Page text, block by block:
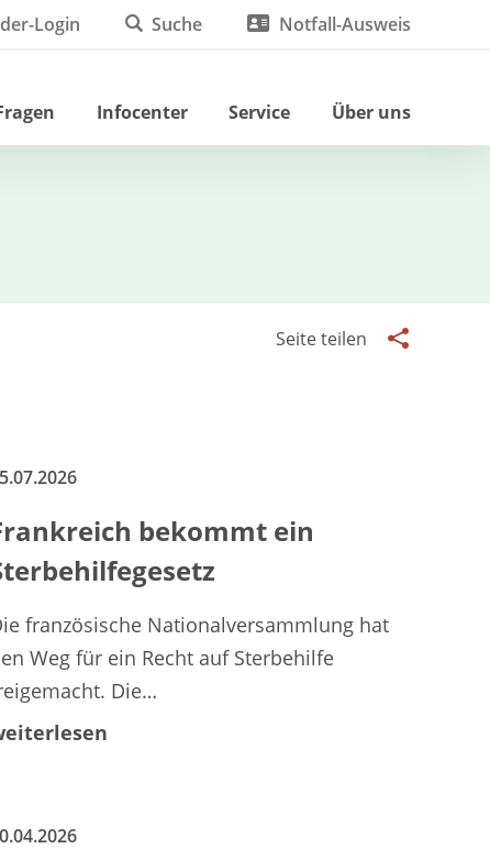
Login Suche Notfall-Ausweis
Infocenter Service Über uns
Seite teilen
bekommt ein
französische Nationalversammlung hat
Weg für ein Recht auf Sterbehilfe
Die…